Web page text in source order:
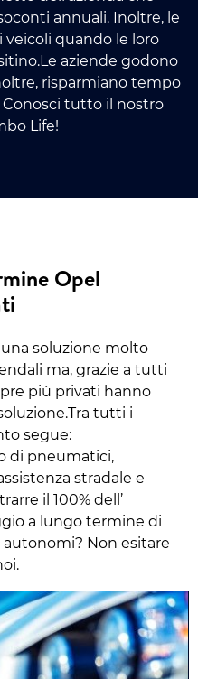
annuali. Inoltre, le
veicoli quando le loro
aziende godono
risparmiano tempo
tutto il nostro
Life!
Opel
soluzione molto
ma, grazie a tutti
più privati hanno
tutti i
segue:
di pneumatici,
stradale e
il 100% dell’
a lungo termine di
Non esitare